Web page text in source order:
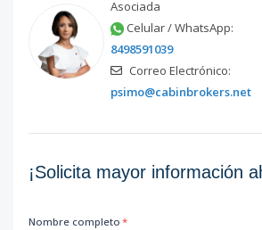
Asociada
Celular / WhatsApp:
8498591039
Correo Electrónico:
psimo@cabinbrokers.net
¡Solicita mayor información
Nombre completo *